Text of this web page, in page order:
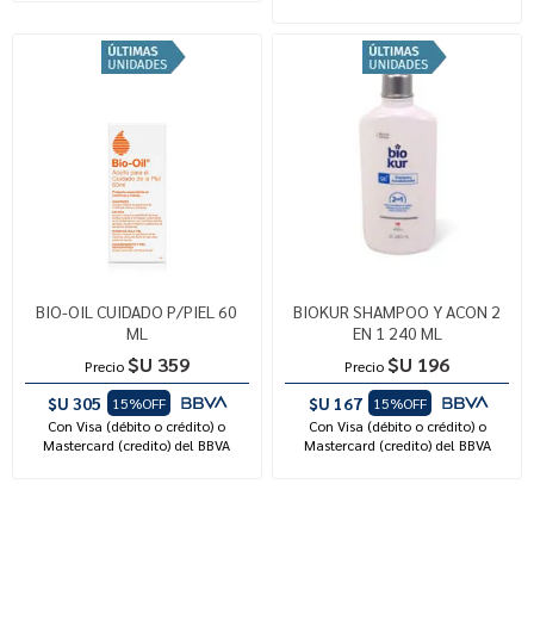
BIO-OIL CUIDADO P/PIEL 60
ML
Precio $U 359
$U 305
15%OFF
Con Visa (débito o crédito) o
Mastercard (credito) del BBVA
BIOKUR SHAMPOO Y ACON 2
EN 1 240 ML
Precio $U 196
$U 167
15%OFF
Con Visa (débito o crédito) o
Mastercard (credito) del BBVA